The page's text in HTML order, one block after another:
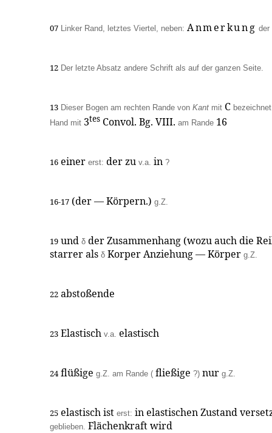
07 Linker Rand, letztes Viertel, neben: Anmerkung der
12 Der letzte Absatz andere Schrift als auf der ganzen Seite.
13 Dieser Bogen am rechten Rande von Kant mit C
Hand mit 3tes Convol. Bg. VIII. am Rande 16
16 einer erst: der zu v.a. in ?
16-17 (der — Körpern.) g.Z.
19 und δ der Zusammenhang (wozu auch die
starrer als δ Korper Anziehung — Körper g.Z.
22 abstoßende
23 Elastisch v.a. elastisch
24 flüßige g.Z. am Rande ( fließige ?) nur g.Z.
25 elastisch ist erst: in elastischen Zustand
geblieben. Flächenkraft wird